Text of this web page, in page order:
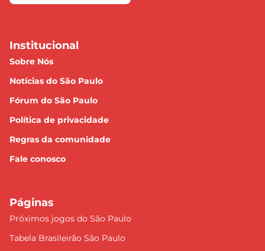
Institucional
Sobre Nós
Notícias do São Paulo
Fórum do São Paulo
Política de privacidade
Regras da comunidade
Fale conosco
Páginas
Próximos jogos do São Paulo
Tabela Brasileirão São Paulo